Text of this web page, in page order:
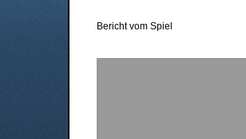
Bericht vom Spiel